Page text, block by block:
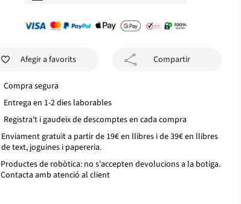
Afegir a favorits Compartir
Compra segura
Entrega en 1-2 dies laborables
Registra't i gaudeix de descomptes en cada compra
Enviament gratuït a partir de 19€ en llibres i de 39€ en llibres
de text, joguines i papereria.
Productes de robòtica: no s'accepten devolucions a la botiga.
Contacta amb atenció al client